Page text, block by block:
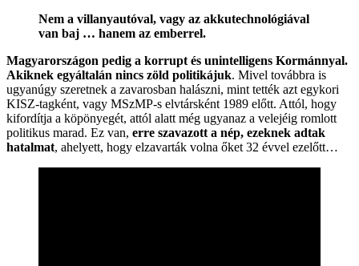
Nem a villanyautóval, vagy az akkutechnológiával
van baj … hanem az emberrel.
Magyarországon pedig a korrupt és unintelligens Kormánnyal.
Akiknek egyáltalán nincs zöld politikájuk. Mivel továbbra is
ugyanúgy szeretnek a zavarosban halászni, mint tették azt egykori
KISZ-tagként, vagy MSzMP-s elvtársként 1989 előtt. Attól, hogy
kifordítja a köpönyegét, attól alatt még ugyanaz a velejéig romlott
politikus marad. Ez van, erre szavazott a nép, ezeknek adtak
hatalmat, ahelyett, hogy elzavarták volna őket 32 évvel ezelőtt…